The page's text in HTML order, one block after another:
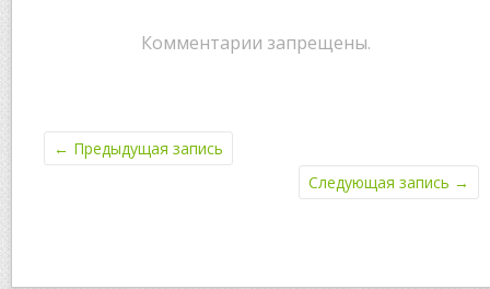
Комментарии запрещены.
← Предыдущая запись
Следующая запись →